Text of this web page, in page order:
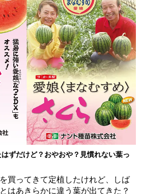
ずだけど？おやおや？見慣れない葉っ
買ってきて定植したけれど、しば
はあきらかに違う葉が出てきた？